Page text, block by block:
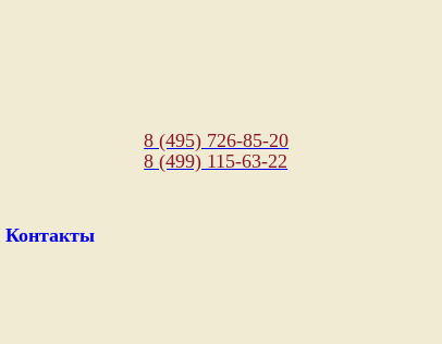
Контакты
8 (495) 726-85-20
8 (499) 115-63-22